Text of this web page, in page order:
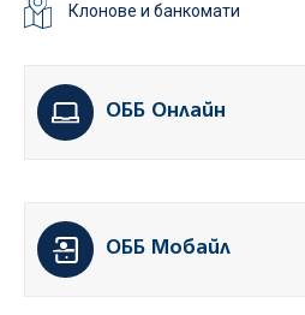
Клонове и банкомати
ОББ Онлайн
ОББ Мобайл